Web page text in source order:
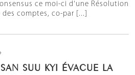
ce moi-ci d'une Résolution
comptes, co-par [...]
SUU KYI ÉVACUE LA